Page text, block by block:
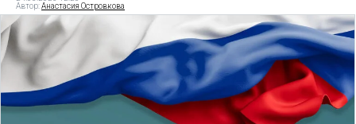
Автор:Анастасия Островкова